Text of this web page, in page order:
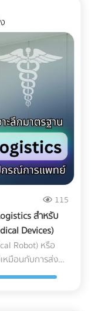
วมร่างกัน
ร์แบบไฮบริด
เก็บไฟ) เมื่อมี
ะเสมือนมี UPS
บจะทำงานแบบไร้
รไฟฟ้าดับหรือ
มาจ่ายให้
เสี้ยววินาที ทำให้
ม่สะดุด ทำไมปี
ESS? หากย้อน
รมยังมีราคาสูงลิ่ว
เปลี่ยนไปแล้วด้วย
มีนัยสำคัญ:
(LiFePO4)
มาก ทำให้ราคา
40% แถมยังมี
านยาวนานกว่า
ระบบ Peak
ส่วนใหญ่ใช้ค่าไฟ
Web-
อปฯ ข้อเสียของ
หลด
รำคาญใจ แต่
ใช้กล้องสมาร์ต
เครื่องจักรของ
าได้ทันที! ทำไม
ย่อของใหญ่ ให้มา
หนัก 2 ตันไปเสนอ
ยละเอียด รวมถึง
นมือถือหรือ Tablet
โบรชัวร์ปกติเรา
ารถเก็บ Data ได้
รั้ง และใช้เวลาดู
ทันที: ผู้บริหาร
ต่ 10 วินาทีแรกที่
ได้มหาศาล
ยงครั้งเดียว
และการ
115
สำหรับ
Devices)
Robot) หรือ
หมือนกับการส่ง
พทย์ขั้นสูงเหล่านี้